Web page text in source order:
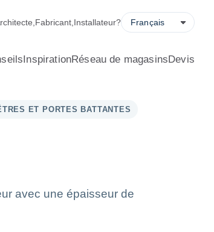
d’énergie, demande de devis et
Fabricant Installateur?
InspirationRéseau de magasinsDevis
ET PORTES BATTANTES
avec une épaisseur de